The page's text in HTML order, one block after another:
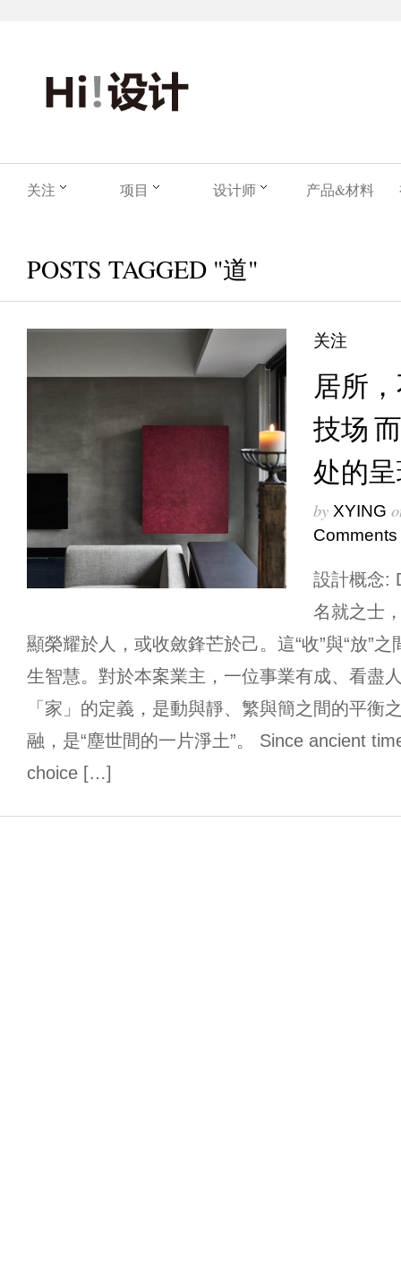
关注 项目 设计师 产品&材料
POSTS TAGGED "道"
关注
居所
技场
处的
by XYING
Comments
設計概念:
名就之士
顯榮耀於人，或收斂鋒芒於己。這“收”與“放”
生智慧。對於本案業主，一位事業有成、看盡
「家」的定義，是動與靜、繁與簡之間的平衡
融，是“塵世間的一片淨土”。 Since ancient
choice […]